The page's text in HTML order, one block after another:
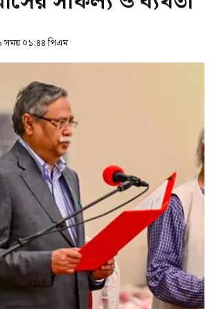
সময় ০১:৪৪ পিএম